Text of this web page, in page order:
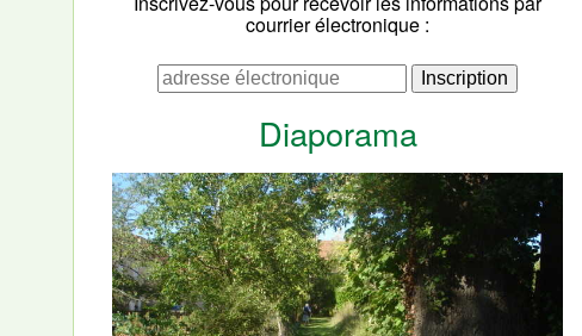
courrier électronique :
Diaporama